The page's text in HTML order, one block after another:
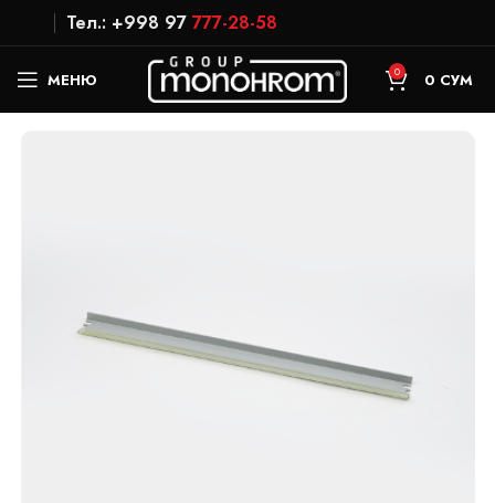
Тел.: +998 97 777-28-58
МЕНЮ 0 0 СУМ